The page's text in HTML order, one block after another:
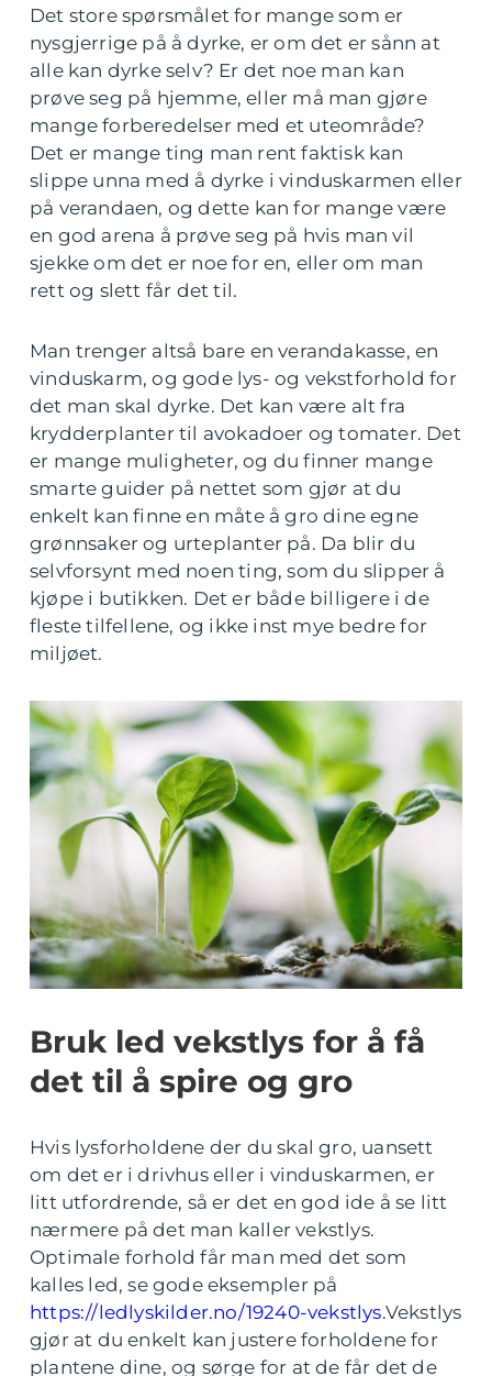
Det store spørsmålet for mange som er
nysgjerrige på å dyrke, er om det er sånn at
alle kan dyrke selv? Er det noe man kan
prøve seg på hjemme, eller må man gjøre
mange forberedelser med et uteområde?
Det er mange ting man rent faktisk kan
slippe unna med å dyrke i vinduskarmen eller
på verandaen, og dette kan for mange være
en god arena å prøve seg på hvis man vil
sjekke om det er noe for en, eller om man
rett og slett får det til.
Man trenger altså bare en verandakasse, en
vinduskarm, og gode lys- og vekstforhold for
det man skal dyrke. Det kan være alt fra
krydderplanter til avokadoer og tomater. Det
er mange muligheter, og du finner mange
smarte guider på nettet som gjør at du
enkelt kan finne en måte å gro dine egne
grønnsaker og urteplanter på. Da blir du
selvforsynt med noen ting, som du slipper å
kjøpe i butikken. Det er både billigere i de
fleste tilfellene, og ikke inst mye bedre for
miljøet.
Bruk led vekstlys for å få
det til å spire og gro
Hvis lysforholdene der du skal gro, uansett
om det er i drivhus eller i vinduskarmen, er
litt utfordrende, så er det en god ide å se litt
nærmere på det man kaller vekstlys.
Optimale forhold får man med det som
kalles led, se gode eksempler på
https://ledlyskilder.no/19240-vekstlys.Vekstlys
gjør at du enkelt kan justere forholdene for
plantene dine, og sørge for at de får det de